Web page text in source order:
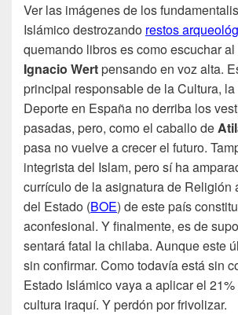
Ver las imágenes de los
Islámico destrozando restos
quemando libros es como escuchar
Ignacio Wertpensando en voz alta.
principal responsable de la Cultura,
Deporte en España no derriba los
pasadas, pero, como el caballo de
pasa no vuelve a crecer el futuro.
integrista del Islam, pero sí ha
currículo de la asignatura de Religión
del Estado (BOE) de este país
aconfesional. Y finalmente, es de
sentará fatal la chilaba. Aunque este
sin confirmar. Como todavía está sin
Estado Islámico vaya a aplicar el
cultura iraquí. Y perdón por frivolizar.